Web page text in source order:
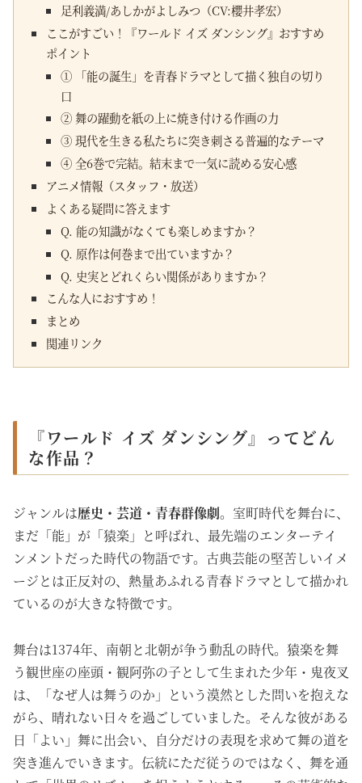
足利義満/あしかがよしみつ（CV:櫻井孝宏）
ここがすごい！『ワールド イズ ダンシング』おすすめ
ポイント
① 「能の誕生」を青春ドラマとして描く独自の切り
口
② 舞の躍動を紙の上に焼き付ける作画の力
③ 現代を生きる私たちに突き刺さる普遍的なテーマ
④ 全6巻で完結。結末まで一気に読める安心感
アニメ情報（スタッフ・放送）
よくある疑問に答えます
Q. 能の知識がなくても楽しめますか？
Q. 原作は何巻まで出ていますか？
Q. 史実とどれくらい関係がありますか？
こんな人におすすめ！
まとめ
関連リンク
『ワールド イズ ダンシング』ってどん
な作品？
ジャンルは歴史・芸道・青春群像劇。室町時代を舞台に、
まだ「能」が「猿楽」と呼ばれ、最先端のエンターテイ
ンメントだった時代の物語です。古典芸能の堅苦しいイメ
ージとは正反対の、熱量あふれる青春ドラマとして描かれ
ているのが大きな特徴です。
舞台は1374年、南朝と北朝が争う動乱の時代。猿楽を舞
う観世座の座頭・観阿弥の子として生まれた少年・鬼夜叉
は、「なぜ人は舞うのか」という漠然とした問いを抱えな
がら、晴れない日々を過ごしていました。そんな彼がある
日「よい」舞に出会い、自分だけの表現を求めて舞の道を
突き進んでいきます。伝統にただ従うのではなく、舞を通